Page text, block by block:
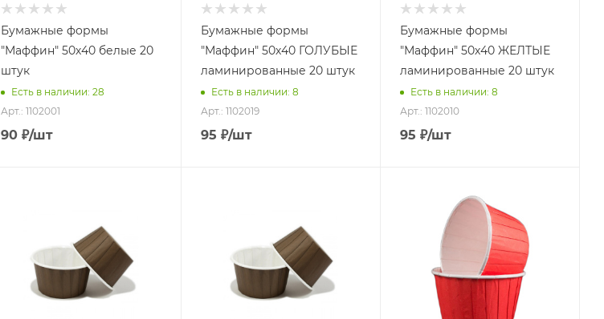
Бумажные формы
"Маффин" 50х40 белые 20
штук
Есть в наличии: 28
Арт.: 1102001
90 ₽/шт
Бумажные формы
"Маффин" 50х40 ГОЛУБЫЕ
ламинированные 20 штук
Есть в наличии: 8
Арт.: 1102019
95 ₽/шт
Бумажные формы
"Маффин" 50х40 ЖЕЛТЫЕ
ламинированные 20 штук
Есть в наличии: 8
Арт.: 1102010
95 ₽/шт